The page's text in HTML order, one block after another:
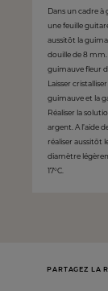
Dans un cadre à
une feuille
aussitôt la
douille de 8 mm.
guimauve fleur
Laisser
guimauve et la
Réaliser la
argent. A l’aide
réaliser aussitôt
diamètre
17°C.
PARTAGEZ LA